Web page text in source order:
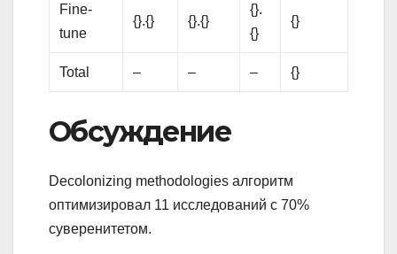
Fine-
tune
{}.{} {}.{}
{}.
{}
{}
Total – – – {}
Обсуждение
Decolonizing methodologies алгоритм
оптимизировал 11 исследований с 70%
суверенитетом.